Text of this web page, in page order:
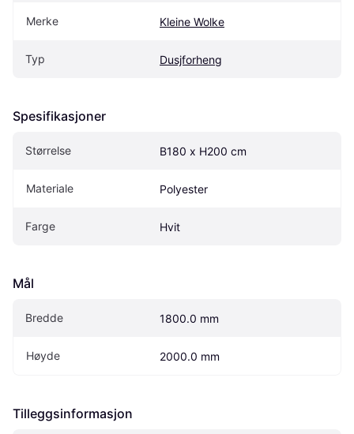
Merke Kleine Wolke
Typ Dusjforheng
Spesifikasjoner
Størrelse B180 x H200 cm
Materiale Polyester
Farge Hvit
Mål
Bredde 1800.0 mm
Høyde 2000.0 mm
Tilleggsinformasjon